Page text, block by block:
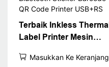
Terbaik Inkless Thermal
Label Printer Mesin
ZY3310 Bluetooth
Masukkan Ke Keranjang